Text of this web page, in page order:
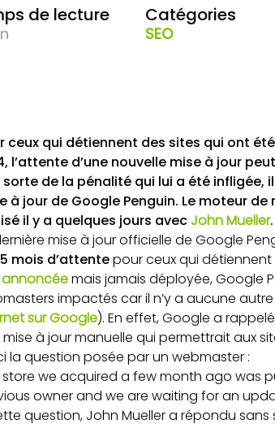
de lecture Catégories
SEO
ceux qui détiennent des sites qui ont
l’attente d’une nouvelle mise à jour
de la pénalité qui lui a été infligée,
à jour de Google Penguin. Le moteur de
il y a quelques jours avec John Mueller.
mise à jour officielle de Google
mois d’attentepour ceux qui
mais jamais déployée, Google
impactés car il n’y a aucune
sur Google). En effet, Google a
à jour manuelle qui permettrait aux
la question posée par un webmaster :
store we acquired a few month ago was
owner and we are waiting for an
question, John Mueller a répondu sans